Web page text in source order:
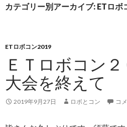
ン
動
カテゴリー別アーカイブ: ETロボ
ETロボコン2019
ＥＴロボコン
大会を終えて
2019年9月27日 ロボとコン コ